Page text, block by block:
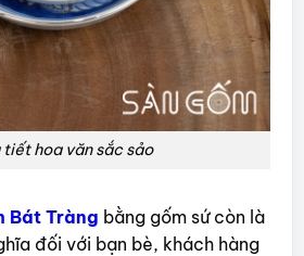
tiết hoa văn sắc sảo
Bát Tràng bằng gốm sứ còn là
đối với bạn bè, khách hàng